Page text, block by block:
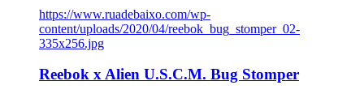
https://www.ruadebaixo.com/wp-
content/uploads/2020/04/reebok_bug_stomper_02-
335x256.jpg
Reebok x Alien U.S.C.M. Bug Stomper